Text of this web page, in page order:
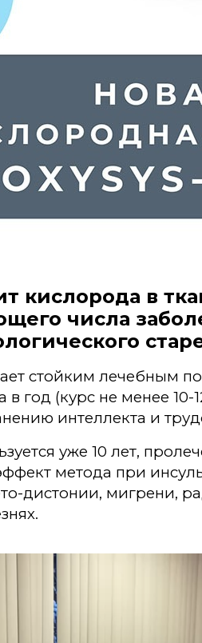
кислорода в
числа
стойким лечебным
в год (курс не менее
интеллекта и
уже 10 лет,
метода при
дистонии, мигрени,